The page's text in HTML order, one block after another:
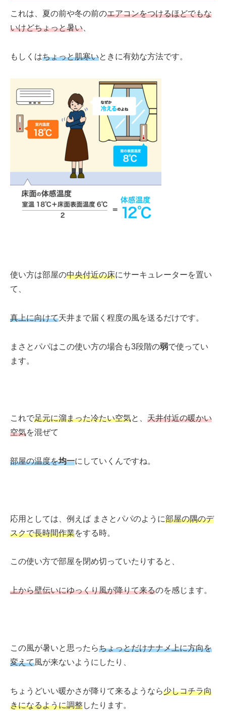
これは、夏の前や冬の前のエアコンをつけるほどでもな
いけどちょっと暑い
もしくはちょっと肌寒いとき に有効な方法です。
使い方は部屋の中央付近の床にサーキュレーターを置い
て、
真上に向けて天井まで届く程度の風を送るだけです。
まさとパパはこの使い方の場合も3段階の弱で使ってい
ます。
これで足元に溜まった冷たい空気と、 天井付近の暖かい
空気を混ぜて
部屋の温度を均一にしていくんですね。
応用としては、例えば まさとパパのように部屋の隅のデ
スクで長時間作業をする時。
この使い方で部屋を閉め切っていたりすると、
上から壁伝いにゆっくり風が降りて来るのを感じます。
この風が暑いと思ったらちょっとだけナナメ上に方向を
変えて風が来ないようにしたり、
ちょうどいい暖かさが降りて来るようなら少しコチラ向
きになるように調整したります。